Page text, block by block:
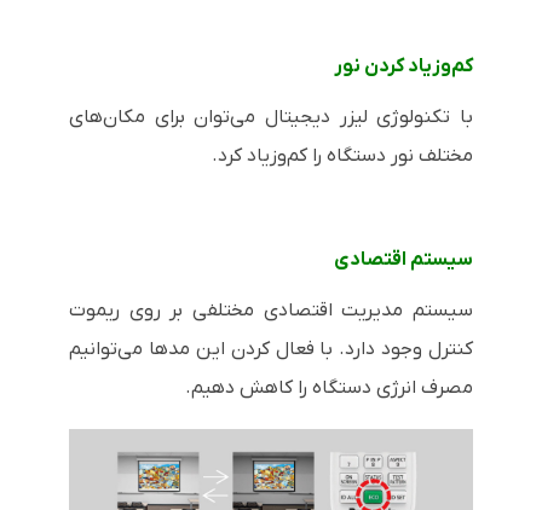
کم‌وزیاد کردن نور
با تکنولوژی لیزر دیجیتال می‌توان برای مکان‌های
مختلف نور دستگاه را کم‌وزیاد کرد.
سیستم اقتصادی
سیستم مدیریت اقتصادی مختلفی بر روی ریموت
کنترل وجود دارد. با فعال کردن این مدها می‌توانیم
مصرف انرژی دستگاه را کاهش دهیم.